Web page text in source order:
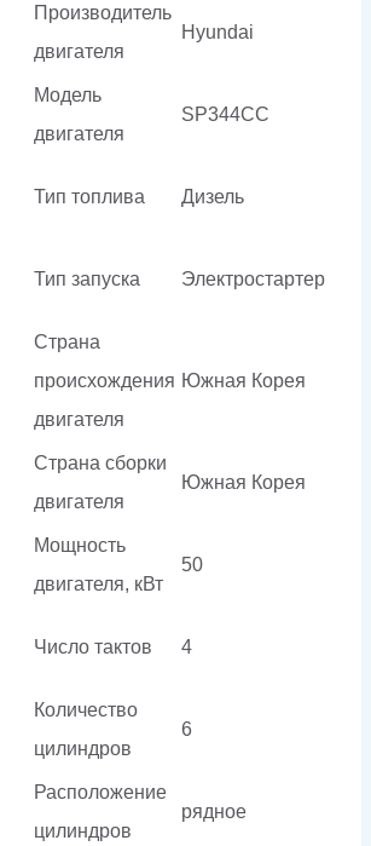
Производитель
двигателя
Hyundai
Модель
двигателя
SP344CC
Тип топлива Дизель
Тип запуска Электростартер
Страна
происхождения
двигателя
Южная Корея
Страна сборки
двигателя
Южная Корея
Мощность
двигателя, кВт
50
Число тактов 4
Количество
цилиндров
6
Расположение
цилиндров
рядное